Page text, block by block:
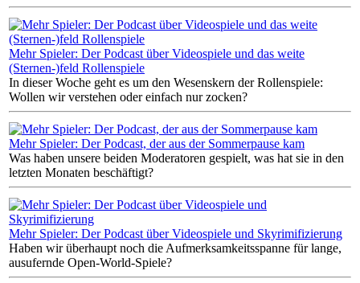
Mehr Spieler: Der Podcast über Videospiele und das weite
(Sternen-)feld Rollenspiele
In dieser Woche geht es um den Wesenskern der Rollenspiele:
Wollen wir verstehen oder einfach nur zocken?
Mehr Spieler: Der Podcast, der aus der Sommerpause kam
Was haben unsere beiden Moderatoren gespielt, was hat sie in den
letzten Monaten beschäftigt?
Mehr Spieler: Der Podcast über Videospiele und Skyrimifizierung
Haben wir überhaupt noch die Aufmerksamkeitsspanne für lange,
ausufernde Open-World-Spiele?